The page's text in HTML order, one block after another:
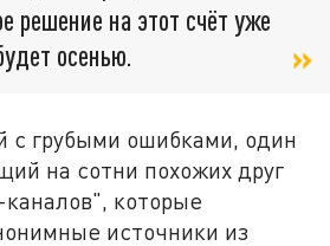
решение на этот счёт уже
осенью.
с грубыми ошибками, один
на сотни похожих друг
которые
источники из